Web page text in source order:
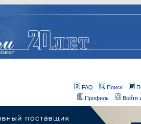
FAQ Поиск
Профиль
Войти